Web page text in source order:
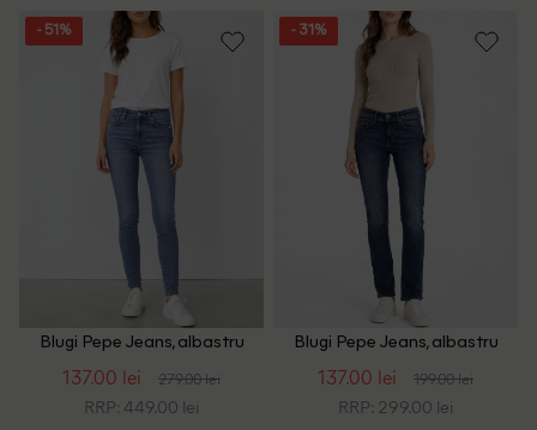
- 51%
Blugi Pepe Jeans, albastru
137.00 lei 279.00 lei
RRP: 449.00 lei
- 31%
Blugi Pepe Jeans, albastru
137.00 lei 199.00 lei
RRP: 299.00 lei